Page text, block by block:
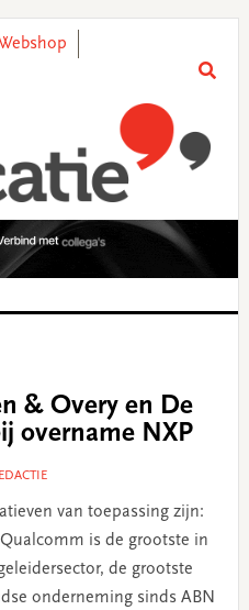
& Overy en De
overname NXP
van toepassing zijn:
is de grootste in
de grootste
onderneming sinds ABN